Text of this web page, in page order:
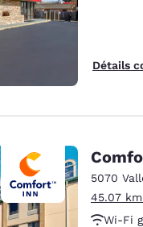
Détails
5070
45.07
Wi-Fi